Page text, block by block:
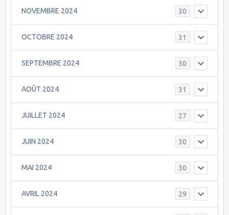
NOVEMBRE 2024 30
OCTOBRE 2024 31
SEPTEMBRE 2024 30
AOÛT 2024 31
JUILLET 2024 27
JUIN 2024 30
MAI 2024 30
AVRIL 2024 29